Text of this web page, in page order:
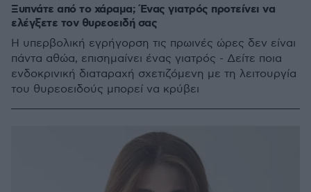
Ξυπνάτε από το χάραμα; Ένας γιατρός προτείνει να
ελέγξετε τον θυρεοειδή σας
Η υπερβολική εγρήγορση τις πρωινές ώρες δεν είναι
πάντα αθώα, επισημαίνει ένας γιατρός - Δείτε ποια
ενδοκρινική διαταραχή σχετιζόμενη με τη λειτουργία
του θυρεοειδούς μπορεί να κρύβει